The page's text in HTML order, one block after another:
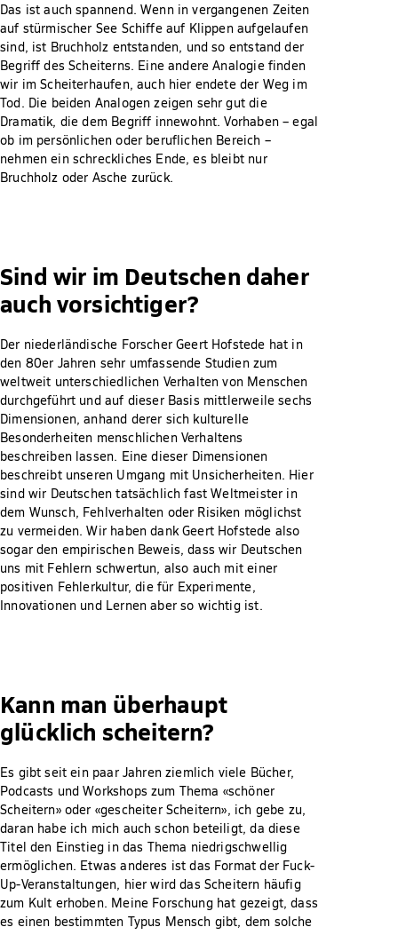
Das ist auch spannend. Wenn in vergangenen Zeiten
auf stürmischer See Schiffe auf Klippen aufgelaufen
sind, ist Bruchholz entstanden, und so entstand der
Begriff des Scheiterns. Eine andere Analogie finden
wir im Scheiterhaufen, auch hier endete der Weg im
Tod. Die beiden Analogen zeigen sehr gut die
Dramatik, die dem Begriff innewohnt. Vorhaben – egal
ob im persönlichen oder beruflichen Bereich –
nehmen ein schreckliches Ende, es bleibt nur
Bruchholz oder Asche zurück.
Sind wir im Deutschen daher
auch vorsichtiger?
Der niederländische Forscher Geert Hofstede hat in
den 80er Jahren sehr umfassende Studien zum
weltweit unterschiedlichen Verhalten von Menschen
durchgeführt und auf dieser Basis mittlerweile sechs
Dimensionen, anhand derer sich kulturelle
Besonderheiten menschlichen Verhaltens
beschreiben lassen. Eine dieser Dimensionen
beschreibt unseren Umgang mit Unsicherheiten. Hier
sind wir Deutschen tatsächlich fast Weltmeister in
dem Wunsch, Fehlverhalten oder Risiken möglichst
zu vermeiden. Wir haben dank Geert Hofstede also
sogar den empirischen Beweis, dass wir Deutschen
uns mit Fehlern schwertun, also auch mit einer
positiven Fehlerkultur, die für Experimente,
Innovationen und Lernen aber so wichtig ist.
Kann man überhaupt
glücklich scheitern?
Es gibt seit ein paar Jahren ziemlich viele Bücher,
Podcasts und Workshops zum Thema «schöner
Scheitern» oder «gescheiter Scheitern», ich gebe zu,
daran habe ich mich auch schon beteiligt, da diese
Titel den Einstieg in das Thema niedrigschwellig
ermöglichen. Etwas anderes ist das Format der Fuck-
Up-Veranstaltungen, hier wird das Scheitern häufig
zum Kult erhoben. Meine Forschung hat gezeigt, dass
es einen bestimmten Typus Mensch gibt, dem solche